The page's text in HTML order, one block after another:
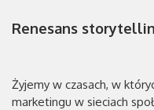
Renesans
Żyjemy w czasach, w
marketingu w sieciach